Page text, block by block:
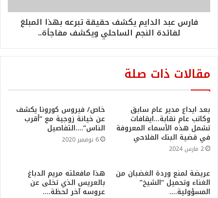
فارس عبد الدايم يكشف حقيقة تبرعه بهذا المبلغ
لفائدة النجم الساحلي ويكشف مفاجأة..
مقالات ذات صلة
بعد ايداع مدير عام سابق
وكاتب عام نقابة…ايقافات
تشمل هذه الأسماء المعروفة
في قضية البنك الفلاحي
2 مارس 2024
خاص/ فيروس كورونا يكشف
عن خيانة زوجية مع “أقرب
الناس”….التفاصيل
6 نوفمبر 2020
عريضة لمنع وردة الغضبان من
الغناء وتحميل “الشيخ”
المسؤولية….
هذا مافعلته مريم الدباغ
بالعريس الذي تخلى عن
عروسه آخر لحظة….